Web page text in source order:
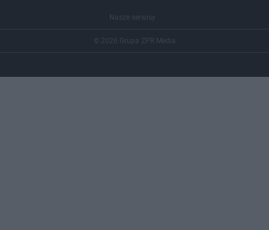
Nasze serwisy
© 2026 Grupa ZPR Media